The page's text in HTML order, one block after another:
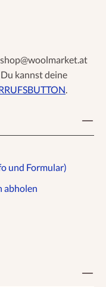
. Du kannst deine
und Formular)
abholen